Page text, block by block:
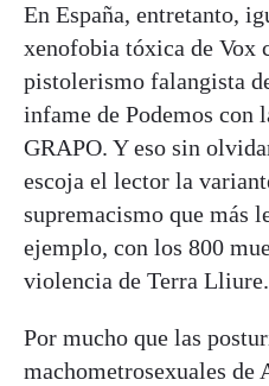
En España, entretanto,
xenofobia tóxica de Vox
pistolerismo falangista
infame de Podemos con
GRAPO. Y eso sin
escoja el lector la
supremacismo que más
ejemplo, con los 800
violencia de Terra Lliure.
Por mucho que las
machometrosexuales de